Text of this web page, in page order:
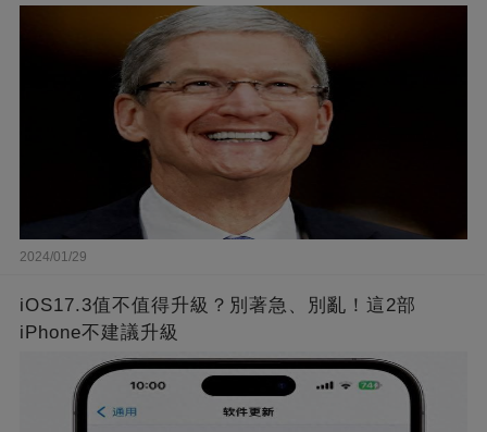
2024/01/29
iOS17.3值不值得升級？別著急、別亂！這2部
iPhone不建議升級